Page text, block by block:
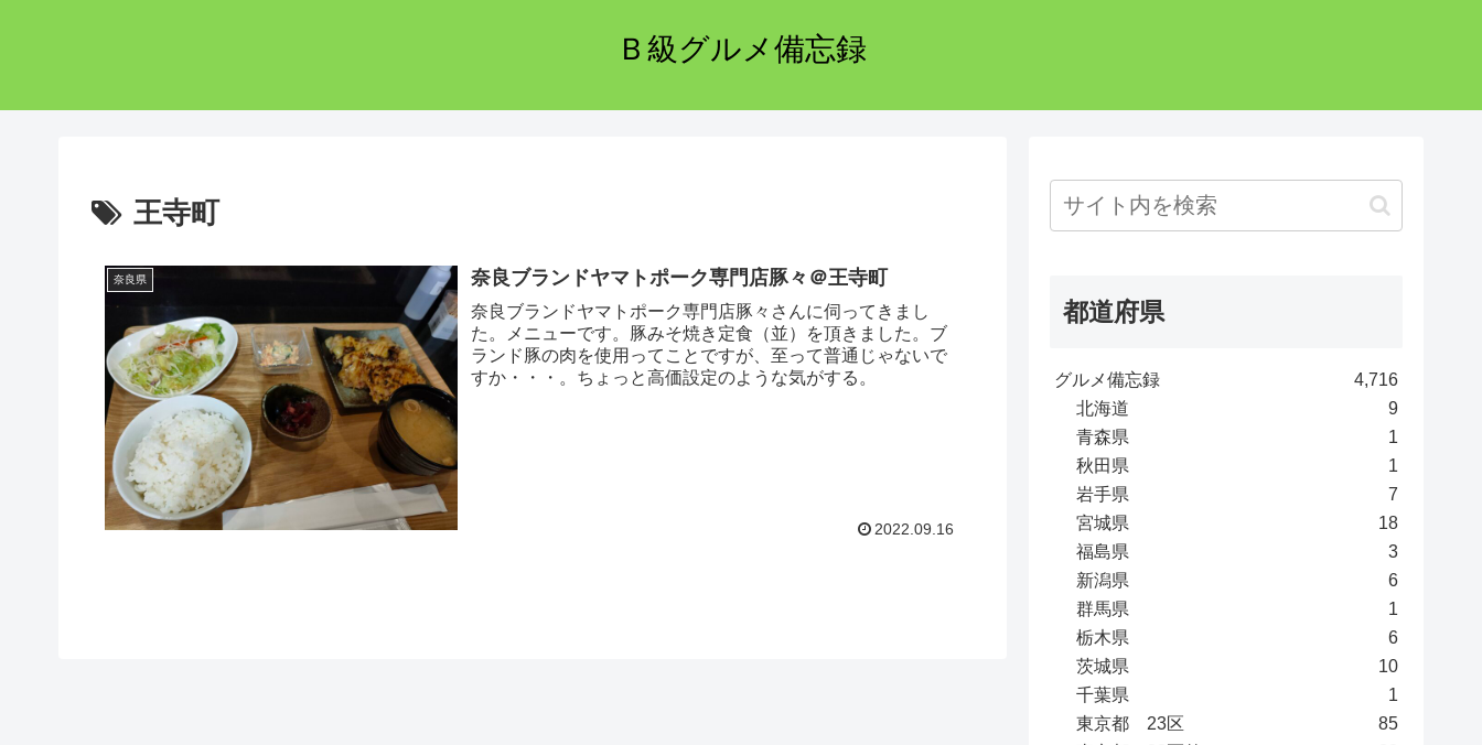
Ｂ級グルメ備忘録
王寺町
奈良県 奈良ブランドヤマトポーク専門店豚々＠王寺町
奈良ブランドヤマトポーク専門店豚々さんに伺ってきまし
た。メニューです。豚みそ焼き定食（並）を頂きました。ブ
ランド豚の肉を使用ってことですが、至って普通じゃないで
すか・・・。ちょっと高価設定のような気がする。
2022.09.16
都道府県
グルメ備忘録
4,716
北海道
9
青森県
1
秋田県
1
岩手県
7
宮城県
18
福島県
3
新潟県
6
群馬県
1
栃木県
6
茨城県
10
千葉県
1
東京都 23区
85